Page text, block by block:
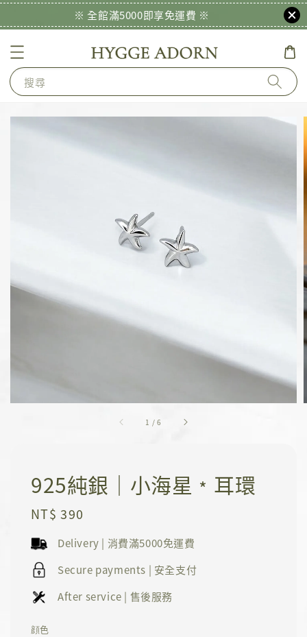
※ 全館滿5000即享免運費 ※
搜尋
1 /6
925純銀｜小海星﹡耳環
Regular
NT$ 390
Delivery | 消費滿5000免運費
Secure payments | 安全支付
After service | 售後服務
顔色